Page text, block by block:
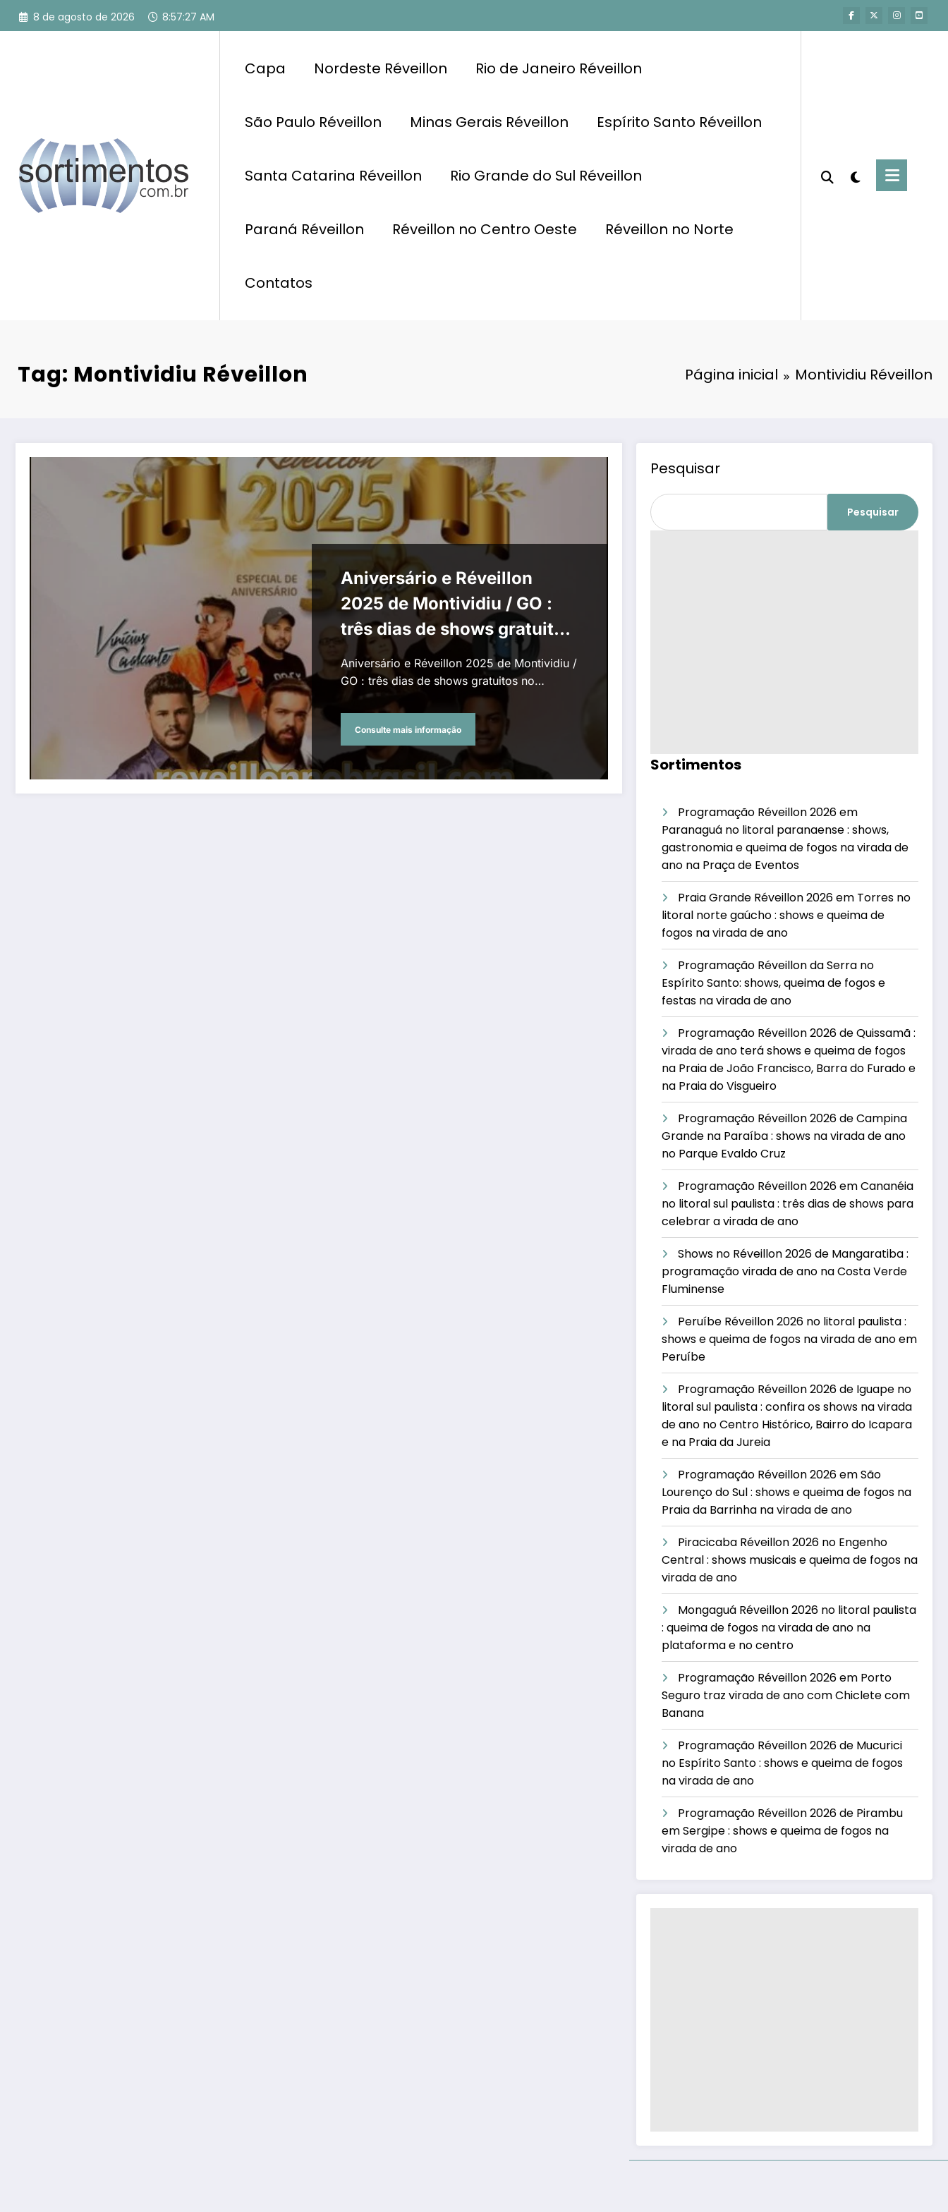
Pular
para
8 de agosto de 2026 8:57:28 AM
Capa Nordeste Réveillon Rio de Janeiro Réveillon
São Paulo Réveillon Minas Gerais Réveillon Espírito Santo Réveillon
Santa Catarina Réveillon Rio Grande do Sul Réveillon
Paraná Réveillon Réveillon no Centro Oeste Réveillon no Norte
Contatos
Tag: Montividiu Réveillon Página inicial Montividiu Réveillon
Aniversário e Réveillon
2025 de Montividiu / GO :
três dias de shows gratuitos
no Parque de Exposições
Aniversário e Réveillon 2025 de Montividiu /
GO : três dias de shows gratuitos no…
Consulte mais informação
Pesquisar
Pesquisar
Sortimentos
Programação Réveillon 2026 em
Paranaguá no litoral paranaense : shows,
gastronomia e queima de fogos na virada de
ano na Praça de Eventos
Praia Grande Réveillon 2026 em Torres no
litoral norte gaúcho : shows e queima de
fogos na virada de ano
Programação Réveillon da Serra no
Espírito Santo: shows, queima de fogos e
festas na virada de ano
Programação Réveillon 2026 de Quissamã :
virada de ano terá shows e queima de fogos
na Praia de João Francisco, Barra do Furado e
na Praia do Visgueiro
Programação Réveillon 2026 de Campina
Grande na Paraíba : shows na virada de ano
no Parque Evaldo Cruz
Programação Réveillon 2026 em Cananéia
no litoral sul paulista : três dias de shows para
celebrar a virada de ano
Shows no Réveillon 2026 de Mangaratiba :
programação virada de ano na Costa Verde
Fluminense
Peruíbe Réveillon 2026 no litoral paulista :
shows e queima de fogos na virada de ano em
Peruíbe
Programação Réveillon 2026 de Iguape no
litoral sul paulista : confira os shows na virada
de ano no Centro Histórico, Bairro do Icapara
e na Praia da Jureia
Programação Réveillon 2026 em São
Lourenço do Sul : shows e queima de fogos na
Praia da Barrinha na virada de ano
Piracicaba Réveillon 2026 no Engenho
Central : shows musicais e queima de fogos na
virada de ano
Mongaguá Réveillon 2026 no litoral paulista
: queima de fogos na virada de ano na
plataforma e no centro
Programação Réveillon 2026 em Porto
Seguro traz virada de ano com Chiclete com
Banana
Programação Réveillon 2026 de Mucurici
no Espírito Santo : shows e queima de fogos
na virada de ano
Programação Réveillon 2026 de Pirambu
em Sergipe : shows e queima de fogos na
virada de ano